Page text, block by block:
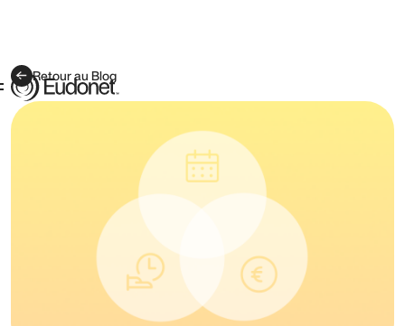
Retour au Blog